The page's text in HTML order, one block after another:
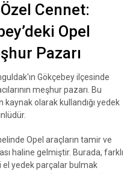
Cennet:
Opel
Pazarı
Gökçebey ilçesinde
meşhur pazarı. Bu
kaynak olarak kullandığı yedek
Opel araçların tamir ve
haline gelmiştir. Burada, farklı
el yedek parçalar bulmak